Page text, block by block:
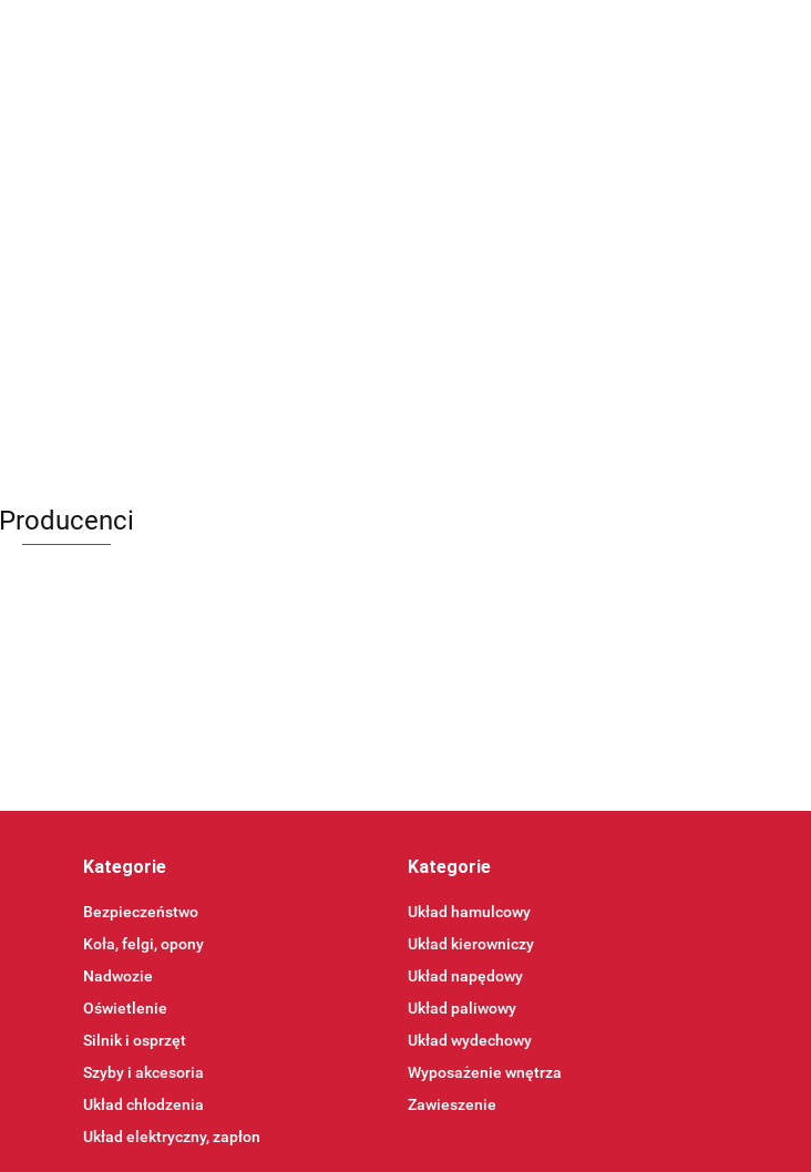
Producenci
Kategorie
Bezpieczeństwo
Koła, felgi, opony
Nadwozie
Oświetlenie
Silnik i osprzęt
Szyby i akcesoria
Układ chłodzenia
Układ elektryczny, zapłon
Kategorie
Układ hamulcowy
Układ kierowniczy
Układ napędowy
Układ paliwowy
Układ wydechowy
Wyposażenie wnętrza
Zawieszenie